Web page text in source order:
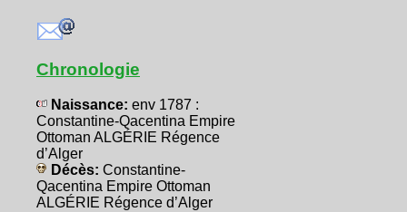
Chronologie
Naissance: env 1787 :
Constantine-Qacentina Empire
Ottoman ALGÉRIE Régence
d’Alger
Décès: Constantine-
Qacentina Empire Ottoman
ALGÉRIE Régence d’Alger